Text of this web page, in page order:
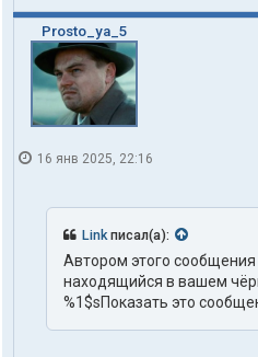
Prosto_ya_5
16 янв 2025, 22:16
Linkписал(а):
Автором этого сообщения
находящийся в вашем
%1$sПоказать это